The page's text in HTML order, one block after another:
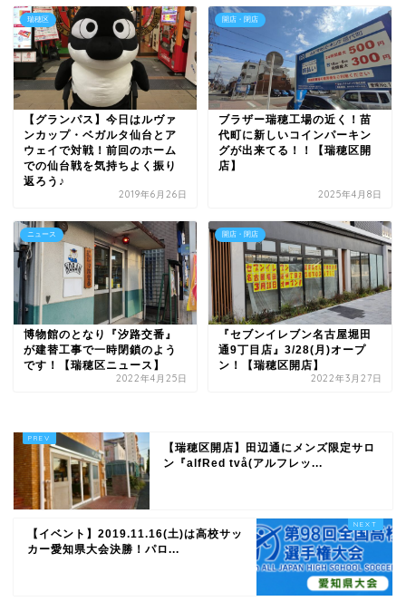
瑞穂区
【グランパス】今日はルヴァ
ンカップ・ベガルタ仙台とア
ウェイで対戦！前回のホーム
での仙台戦を気持ちよく振り
返ろう♪
2019年6月26日
開店・閉店
ブラザー瑞穂工場の近く！苗
代町に新しいコインパーキン
グが出来てる！！【瑞穂区開
店】
2025年4月8日
ニュース
博物館のとなり『汐路交番』
が建替工事で一時閉鎖のよう
です！【瑞穂区ニュース】
2022年4月25日
開店・閉店
『セブンイレブン名古屋堀田
通9丁目店』3/28(月)オープ
ン！【瑞穂区開店】
2022年3月27日
【瑞穂区開店】田辺通にメンズ限定サロ
ン『alfRed två(アルフレッ...
【イベント】2019.11.16(土)は高校サッ
カー愛知県大会決勝！パロ...